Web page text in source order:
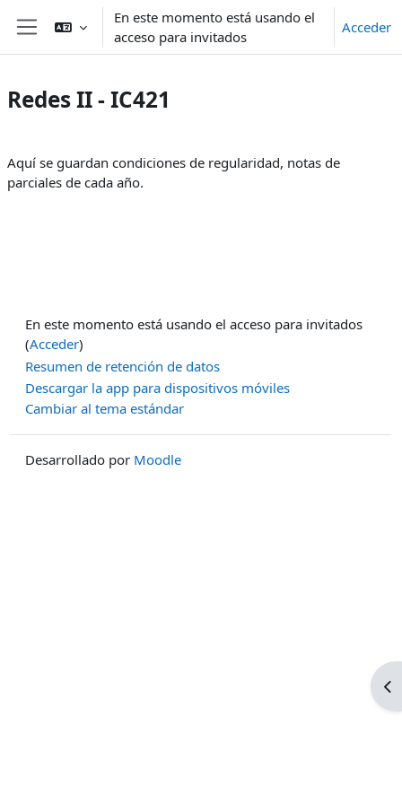
Salta al contenido principal
Panel lateral
En este momento está usando el
acceso para invitados
Acceder
Redes II - IC421
Perfilado de sección
Aquí se guardan condiciones de regularidad, notas de
parciales de cada año.
En este momento está usando el acceso para invitados
(Acceder)
Resumen de retención de datos
Descargar la app para dispositivos móviles
Cambiar al tema estándar
Desarrollado por Moodle